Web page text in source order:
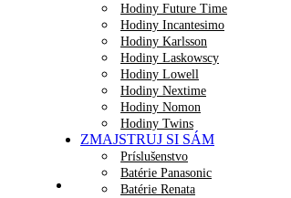
Hodiny Future Time
Hodiny Incantesimo
Hodiny Karlsson
Hodiny Laskowscy
Hodiny Lowell
Hodiny Nextime
Hodiny Nomon
Hodiny Twins
ZMAJSTRUJ SI SÁM
Príslušenstvo
Batérie Panasonic
Batérie Renata